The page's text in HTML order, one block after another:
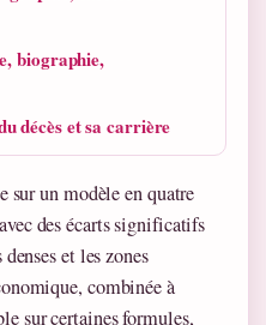
biographie,
décès et sa carrière
sur un modèle en quatre
des écarts significatifs
et les zones
combinée à
sur certaines formules,